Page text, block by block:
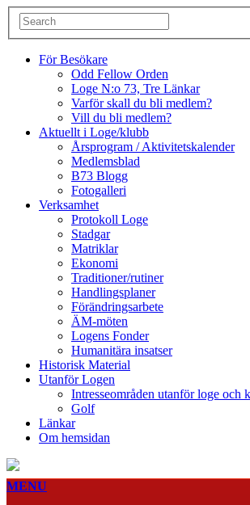
För Besökare
Odd Fellow Orden
Loge N:o 73, Tre Länkar
Varför skall du bli medlem?
Vill du bli medlem?
Aktuellt i Loge/klubb
Årsprogram / Aktivitetskalender
Medlemsblad
B73 Blogg
Fotogalleri
Verksamhet
Protokoll Loge
Stadgar
Matriklar
Ekonomi
Traditioner/rutiner
Handlingsplaner
Förändringsarbete
ÄM-möten
Logens Fonder
Humanitära insatser
Historisk Material
Utanför Logen
Intresseområden utanför loge och
Golf
Länkar
Om hemsidan
MENU